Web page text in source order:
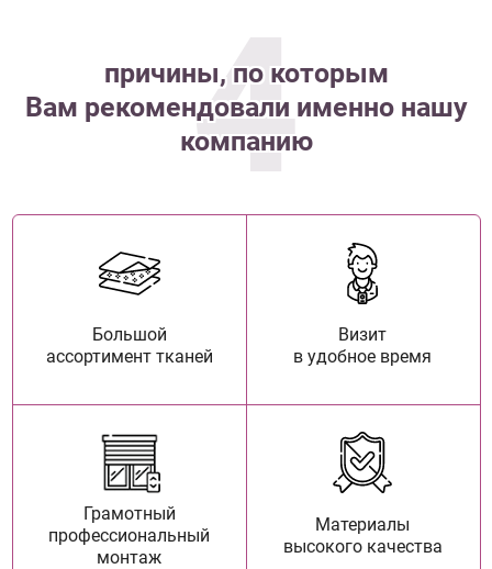
4
причины, по которым
Вам рекомендовали именно нашу
компанию
Большой
ассортимент тканей
Визит
в удобное время
Грамотный
профессиональный
монтаж
Материалы
высокого качества